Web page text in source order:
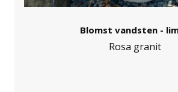
Blomst vandsten -
Rosa granit